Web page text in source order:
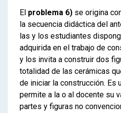
El problema 6) se origina
la secuencia didáctica del
las y los estudiantes
adquirida en el trabajo de
y los invita a construir dos
totalidad de las cerámicas
de iniciar la construcción. Es
permite a la o al docente su
partes y figuras no